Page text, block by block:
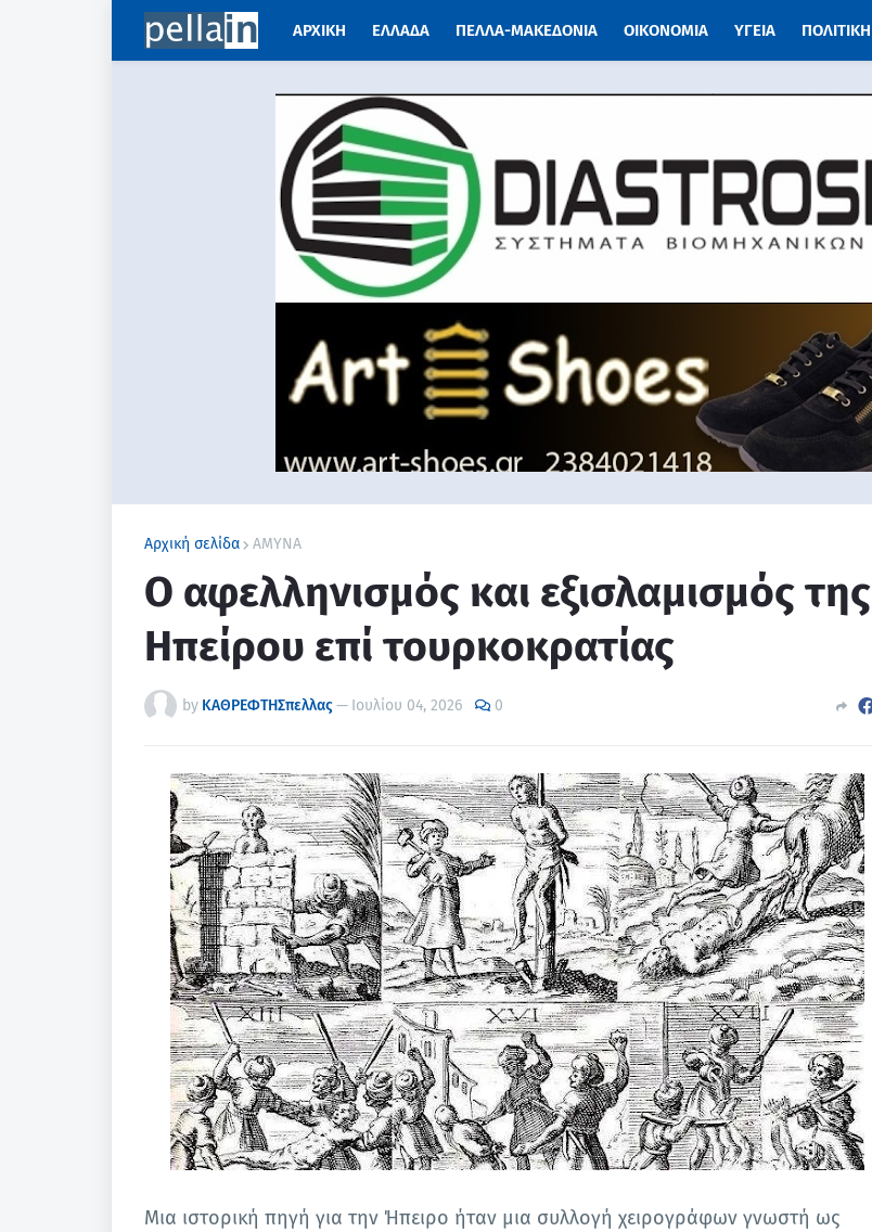
ΑΡΧΙΚΗ ΕΛΛΑΔΑ ΠΕΛΛΑ-ΜΑΚΕΔΟΝΙΑ ΟΙΚΟΝΟΜΙΑ ΥΓΕΙΑ ΠΟΛΙΤΙΚΗ
Αρχική σελίδα ΑΜΥΝΑ
Ο αφελληνισμός και εξισλαμισμός της
Ηπείρου επί τουρκοκρατίας
by ΚΑΘΡΕΦΤΗΣπελλας— Ιουλίου 04, 2026 0
Μια ιστορική πηγή για την Ήπειρο ήταν μια συλλογή χειρογράφων γνωστή ως